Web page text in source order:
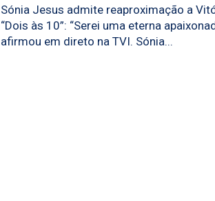
Sónia Jesus admite reaproximação a
“Dois às 10”: “Serei uma eterna
afirmou em direto na TVI. Sónia...